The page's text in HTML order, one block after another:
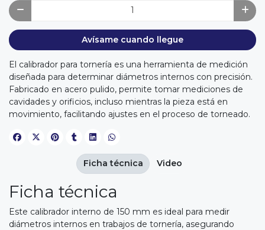
Avísame cuando llegue
El calibrador para tornería es una herramienta de medición
diseñada para determinar diámetros internos con precisión.
Fabricado en acero pulido, permite tomar mediciones de
cavidades y orificios, incluso mientras la pieza está en
movimiento, facilitando ajustes en el proceso de torneado.
Ficha técnica
Este calibrador interno de 150 mm es ideal para medir
diámetros internos en trabajos de tornería, asegurando
Ficha técnica Video